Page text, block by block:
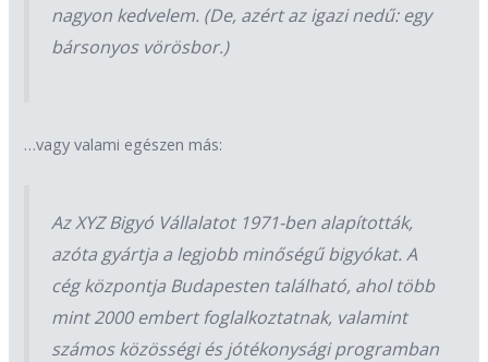
nagyon kedvelem. (De, azért az igazi nedű: egy
bársonyos vörösbor.)
…vagy valami egészen más:
Az XYZ Bigyó Vállalatot 1971-ben alapították,
azóta gyártja a legjobb minőségű bigyókat. A
cég központja Budapesten található, ahol több
mint 2000 embert foglalkoztatnak, valamint
számos közösségi és jótékonysági programban